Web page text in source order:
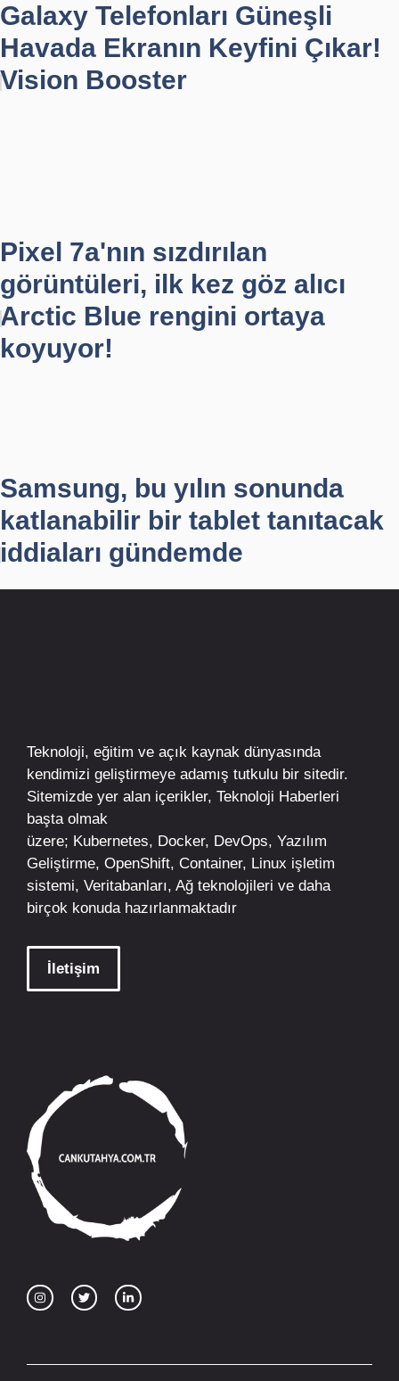
Galaxy Telefonları Güneşli
Havada Ekranın Keyfini Çıkar!
Vision Booster
Pixel 7a'nın sızdırılan
görüntüleri, ilk kez göz alıcı
Arctic Blue rengini ortaya
koyuyor!
Samsung, bu yılın sonunda
katlanabilir bir tablet tanıtacak
iddiaları gündemde
Teknoloji, eğitim ve açık kaynak dünyasında
kendimizi geliştirmeye adamış tutkulu bir sitedir.
Sitemizde yer alan içerikler, Teknoloji Haberleri
başta olmak
üzere; Kubernetes, Docker, DevOps, Yazılım
Geliştirme, OpenShift, Container, Linux işletim
sistemi, Veritabanları, Ağ teknolojileri ve daha
birçok konuda hazırlanmaktadır
İletişim